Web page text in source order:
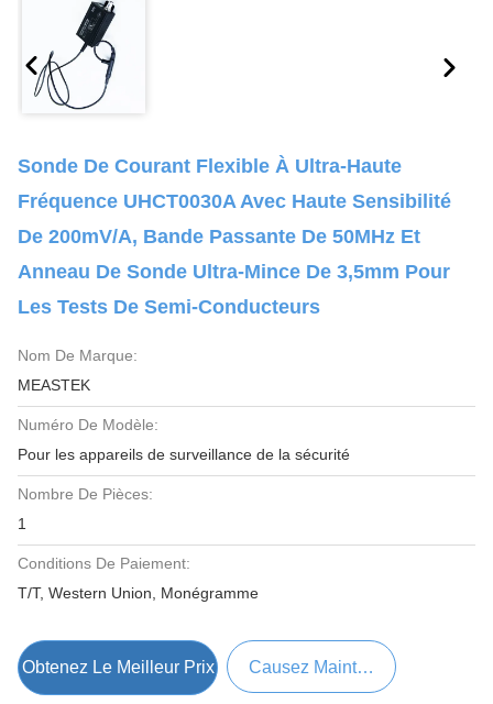
Sonde De Courant Flexible À Ultra-Haute
Fréquence UHCT0030A Avec Haute Sensibilité
De 200mV/A, Bande Passante De 50MHz Et
Anneau De Sonde Ultra-Mince De 3,5mm Pour
Les Tests De Semi-Conducteurs
Nom De Marque:
MEASTEK
Numéro De Modèle:
Pour les appareils de surveillance de la sécurité
Nombre De Pièces:
1
Conditions De Paiement:
T/T, Western Union, Monégramme
Obtenez Le Meilleur Prix Causez Maintenant